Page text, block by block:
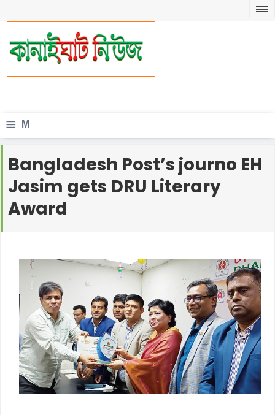
≡ M
n
u
Bangladesh Post’s journo EH
Jasim gets DRU Literary
Award